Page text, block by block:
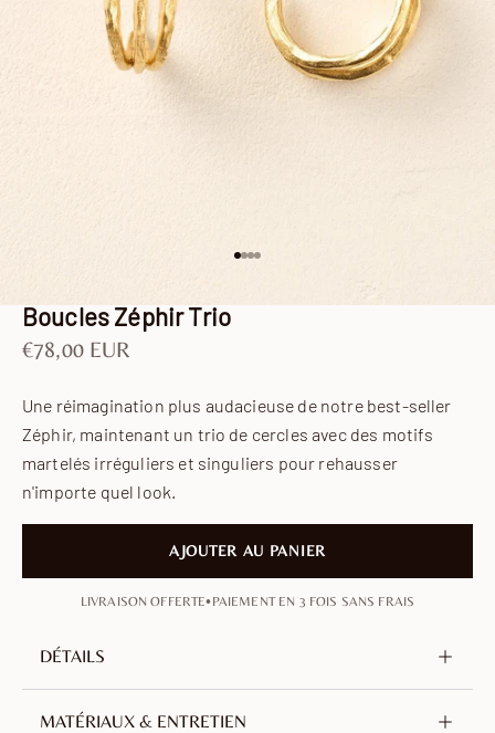
Aller à l'élément 1
Aller à l'élément 2
Aller à l'élément 3
Aller à l'élément 4
Boucles Zéphir Trio
Prix de vente
€78,00 EUR
Une réimagination plus audacieuse de notre best-seller
Zéphir, maintenant un trio de cercles avec des motifs
martelés irréguliers et singuliers pour rehausser
n'importe quel look.
AJOUTER AU PANIER
LIVRAISON OFFERTE• PAIEMENT EN 3 FOIS SANS FRAIS
DÉTAILS
Métal
Laiton, sans nickel ni plomb
MATÉRIAUX & ENTRETIEN